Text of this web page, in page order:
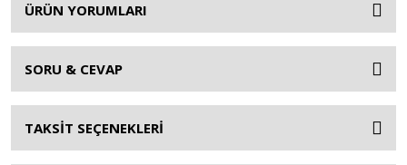
ÜRÜN YORUMLARI
SORU & CEVAP
TAKSİT SEÇENEKLERİ